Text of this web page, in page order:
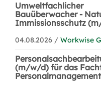
Umweltfachlicher
Bauüberwacher -
Immissionsschutz
04.08.2026 / Workwise
(m/w/d) für das
Personalmanagement